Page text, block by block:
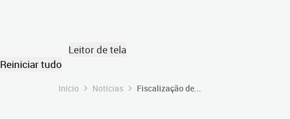
Leitor de tela
Reiniciar tudo
Início Notícias Fiscalização de...